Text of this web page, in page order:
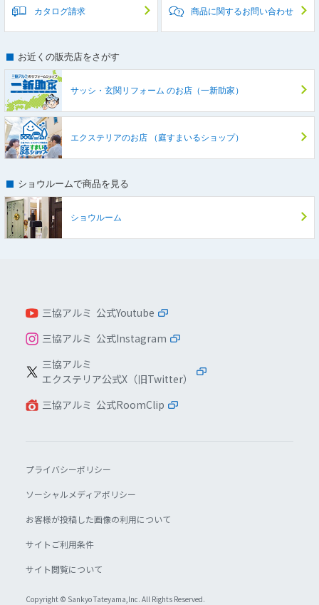
カタログ請求 商品に関するお問い合わせ
お近くの販売店をさがす
サッシ・玄関リフォーム のお店（一新助家）
エクステリアのお店（庭すまいるショップ）
ショウルームで商品を見る
ショウルーム
三協アルミ 公式Youtube
三協アルミ 公式Instagram
三協アルミ
エクステリア公式X（旧Twitter）
三協アルミ 公式RoomClip
プライバシーポリシー
ソーシャルメディアポリシー
お客様が投稿した画像の利用について
サイトご利用条件
サイト閲覧について
Copyright © Sankyo Tateyama,lnc. All Rights Reserved.